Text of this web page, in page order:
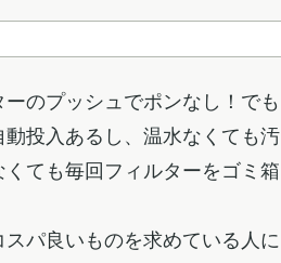
のプッシュでポンなし！でも
投入あるし、温水なくても汚
ても毎回フィルターをゴミ箱
パ良いものを求めている人に